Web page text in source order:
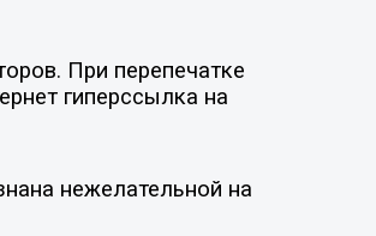
При перепечатке
гиперссылка на
нежелательной на